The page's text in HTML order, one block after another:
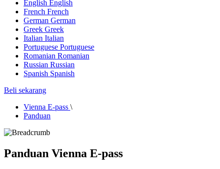
English English
French French
German German
Greek Greek
Italian Italian
Portuguese Portuguese
Romanian Romanian
Russian Russian
Spanish Spanish
Beli sekarang
Vienna E-pass \
Panduan
Panduan Vienna E-pass